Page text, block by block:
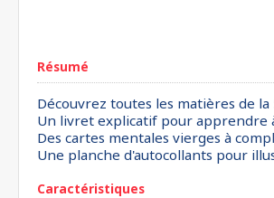
Résumé
Découvrez toutes les matières de
Un livret explicatif pour apprendre
Des cartes mentales vierges à
Une planche d'autocollants pour
Caractéristiques